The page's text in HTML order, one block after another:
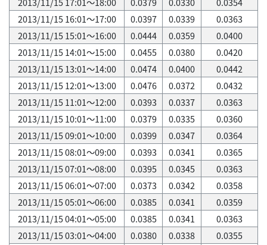
2013/11/15 16:01～17:00
0.0397 0.0339
0.0363
2013/11/15 15:01～16:00
0.0444 0.0359
0.0400
2013/11/15 14:01～15:00
0.0455 0.0380
0.0420
2013/11/15 13:01～14:00
0.0474 0.0400
0.0442
2013/11/15 12:01～13:00
0.0476 0.0372
0.0432
2013/11/15 11:01～12:00
0.0393 0.0337
0.0363
2013/11/15 10:01～11:00
0.0379 0.0335
0.0360
2013/11/15 09:01～10:00
0.0399 0.0347
0.0364
2013/11/15 08:01～09:00
0.0393 0.0341
0.0365
2013/11/15 07:01～08:00
0.0395 0.0345
0.0363
2013/11/15 06:01～07:00
0.0373 0.0342
0.0358
2013/11/15 05:01～06:00
0.0385 0.0341
0.0359
2013/11/15 04:01～05:00
0.0385 0.0341
0.0363
2013/11/15 03:01～04:00
0.0380 0.0338
0.0355